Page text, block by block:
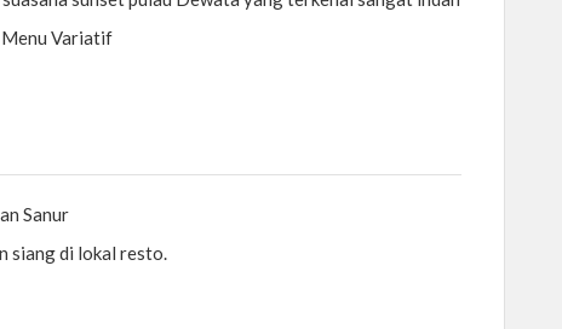
Menu Variatif
Sanur
siang di lokal resto.